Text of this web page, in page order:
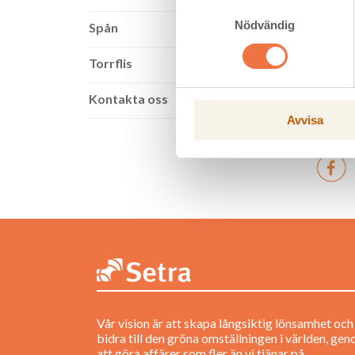
Nödvändig
Avvisa
Spån
Torrflis
Kontakta oss
m.m.
Vår vision är att skapa långsiktig lönsamhet och
bidra till den gröna omställningen i världen,